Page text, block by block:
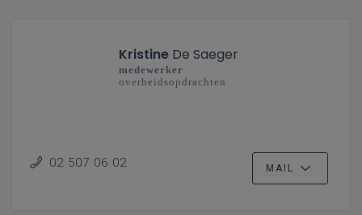
Kristine De Saeger
medewerker
overheidsopdrachten
02 507 06 02 MAIL